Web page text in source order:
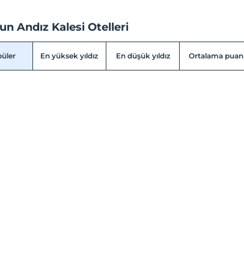
Andız Kalesi Otelleri
En yüksek yıldız En düşük yıldız Ortalama puan